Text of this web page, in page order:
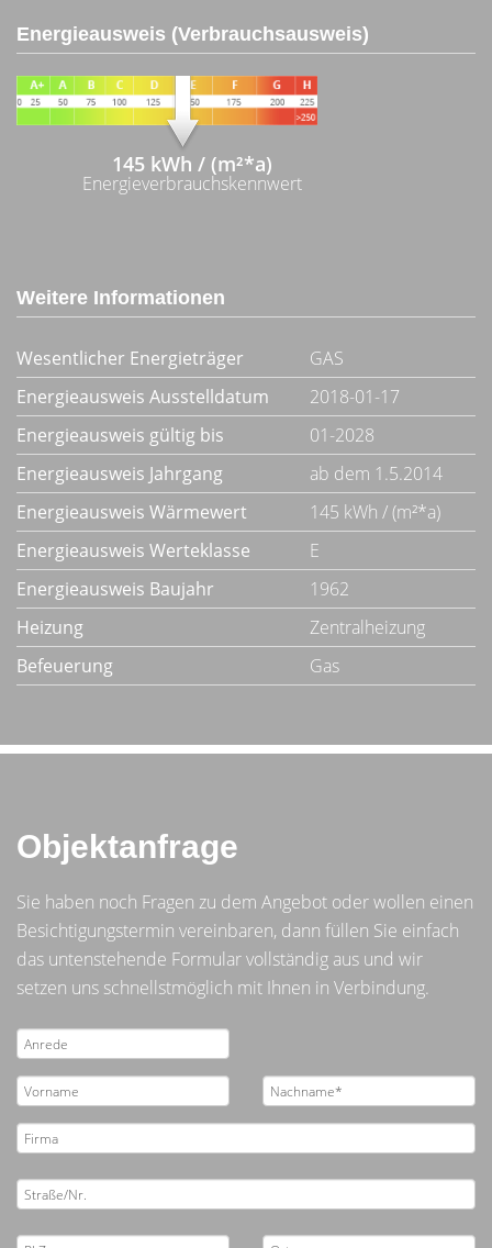
Energieausweis (Verbrauchsausweis)
145 kWh / (m²*a)
Energieverbrauchskennwert
Weitere Informationen
Wesentlicher Energieträger
GAS
Energieausweis Ausstelldatum
2018-01-17
Energieausweis gültig bis
01-2028
Energieausweis Jahrgang
ab dem 1.5.2014
Energieausweis Wärmewert
145 kWh / (m²*a)
Energieausweis Werteklasse
E
Energieausweis Baujahr
1962
Heizung
Zentralheizung
Befeuerung
Gas
Objektanfrage
Sie haben noch Fragen zu dem Angebot oder wollen einen
Besichtigungstermin vereinbaren, dann füllen Sie einfach
das untenstehende Formular vollständig aus und wir
setzen uns schnellstmöglich mit Ihnen in Verbindung.